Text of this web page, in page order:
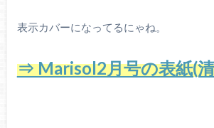
表示カバーになってるにゃね。
⇒ Marisol2月号の表紙(